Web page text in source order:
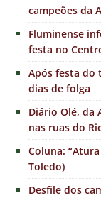
campeões da
Fluminense
festa no
Após festa do
dias de folga
Diário Olé, da
nas ruas do
Coluna:
Toledo)
Desfile dos